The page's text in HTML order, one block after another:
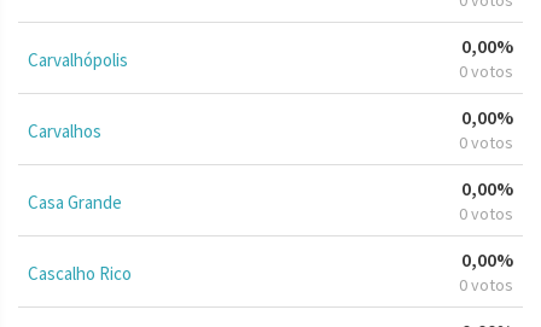
Carvalhópolis
0,00%
0 votos
Carvalhos
0,00%
0 votos
Casa Grande
0,00%
0 votos
Cascalho Rico
0,00%
0 votos